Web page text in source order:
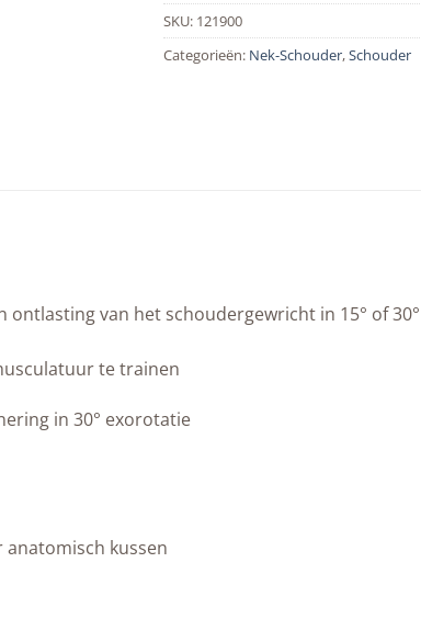
SKU: 121900
Categorieën: Nek-Schouder,Schouder
van het schoudergewricht in 15° of
te trainen
in 30° exorotatie
kussen